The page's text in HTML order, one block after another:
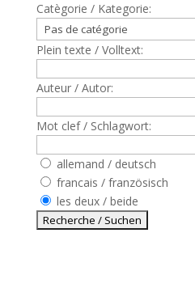
Catègorie / Kategorie:
Plein texte / Volltext:
Auteur / Autor:
Mot clef / Schlagwort:
allemand / deutsch
francais / französisch
les deux / beide